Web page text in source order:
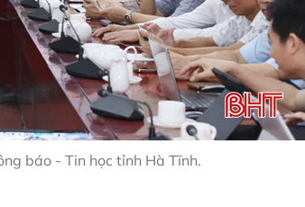
báo - Tin học tỉnh Hà Tĩnh.